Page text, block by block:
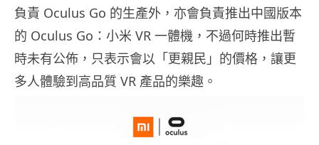
負責 Oculus Go 的生產外，亦會負責推出中國版本
的 Oculus Go：小米 VR 一體機，不過何時推出暫
時未有公佈，只表示會以「更親民」的價格，讓更
多人體驗到高品質 VR 產品的樂趣。